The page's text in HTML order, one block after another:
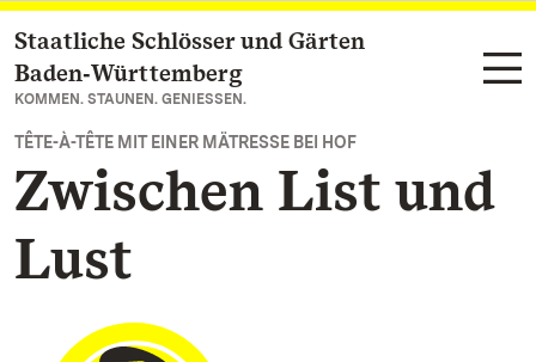
Zum Hauptinhalt springen
Staatliche Schlösser und Gärten
Baden‑Württemberg
KOMMEN. STAUNEN. GENIESSEN.
TÊTE-À-TÊTE MIT EINER MÄTRESSE BEI HOF
Zwischen List und
Lust